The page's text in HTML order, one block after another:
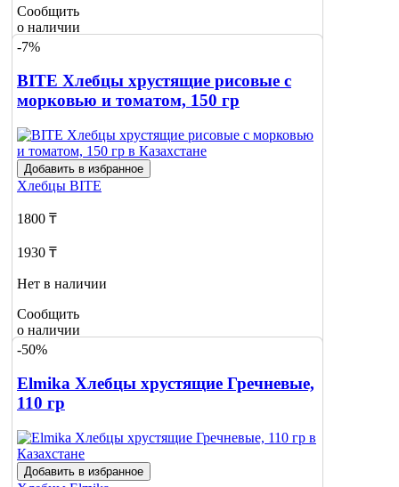
Сообщить
о наличии
-7%
BITE Хлебцы хрустящие рисовые с
морковью и томатом, 150 гр
Добавить в избранное
Хлебцы BITE
1800 ₸
1930 ₸
Нет в наличии
Сообщить
о наличии
-50%
Elmika Хлебцы хрустящие Гречневые,
110 гр
Добавить в избранное